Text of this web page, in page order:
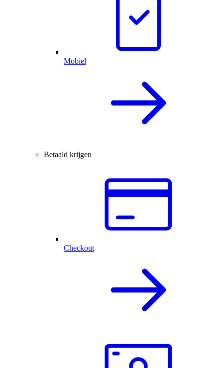
Mobiel
Betaald krijgen
Checkout